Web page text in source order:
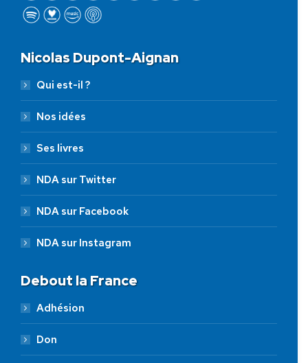
Nicolas Dupont-Aignan
Qui est-il ?
Nos idées
Ses livres
NDA sur Twitter
NDA sur Facebook
NDA sur Instagram
Debout la France
Adhésion
Don